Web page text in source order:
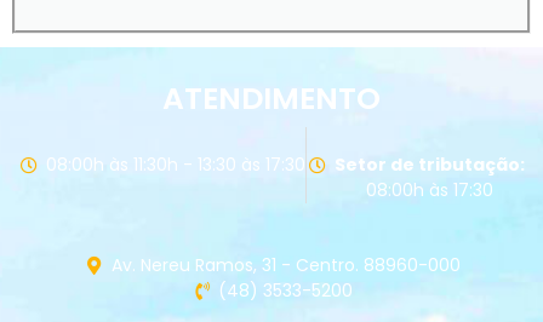
ATENDIMENTO
08:00h às 11:30h - 13:30 às 17:30
Setor de tributação:
08:00h às 17:30
Av. Nereu Ramos, 31 - Centro. 88960-000
(48) 3533-5200